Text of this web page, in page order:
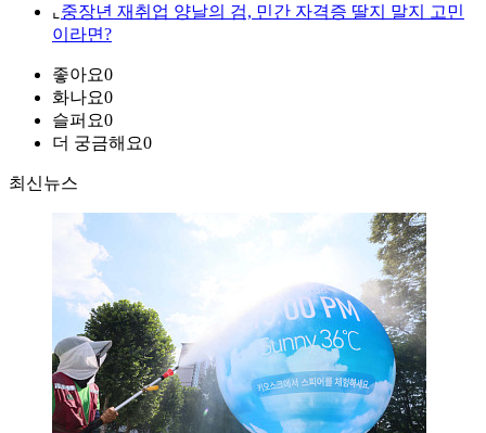
⌞ 중장년 재취업 양날의 검, 민간 자격증 딸지 말지 고민
이라면?
좋아요0
화나요0
슬퍼요0
더 궁금해요0
최신뉴스